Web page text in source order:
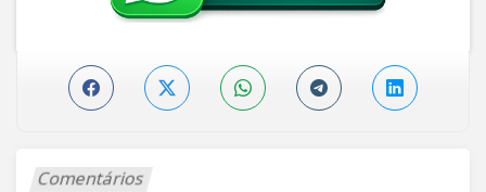
Comentários